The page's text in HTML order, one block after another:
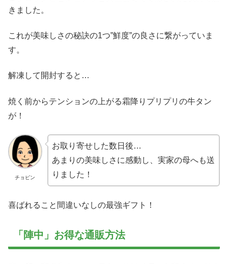
きました。
これが美味しさの秘訣の1つ”鮮度”の良さに繋がっていま
す。
解凍して開封すると…
焼く前からテンションの上がる霜降りプリプリの牛タン
が！
チョピン
お取り寄せした数日後…
あまりの美味しさに感動し、実家の母へも送
りました！
喜ばれること間違いなしの最強ギフト！
「陣中」お得な通販方法